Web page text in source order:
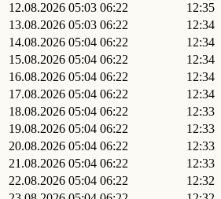
12.08.2026 05:03 06:22 12:35
13.08.2026 05:03 06:22 12:34
14.08.2026 05:04 06:22 12:34
15.08.2026 05:04 06:22 12:34
16.08.2026 05:04 06:22 12:34
17.08.2026 05:04 06:22 12:34
18.08.2026 05:04 06:22 12:33
19.08.2026 05:04 06:22 12:33
20.08.2026 05:04 06:22 12:33
21.08.2026 05:04 06:22 12:33
22.08.2026 05:04 06:22 12:32